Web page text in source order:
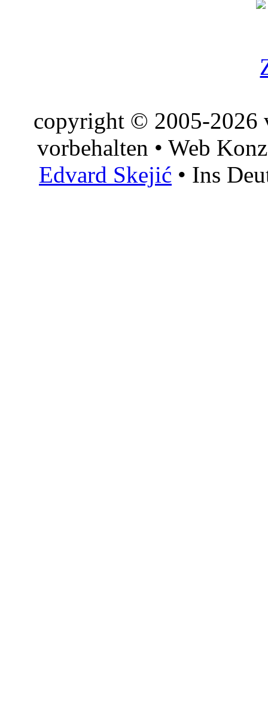
copyright © 2005-2026
vorbehalten • Web
Edvard Skejić • Ins